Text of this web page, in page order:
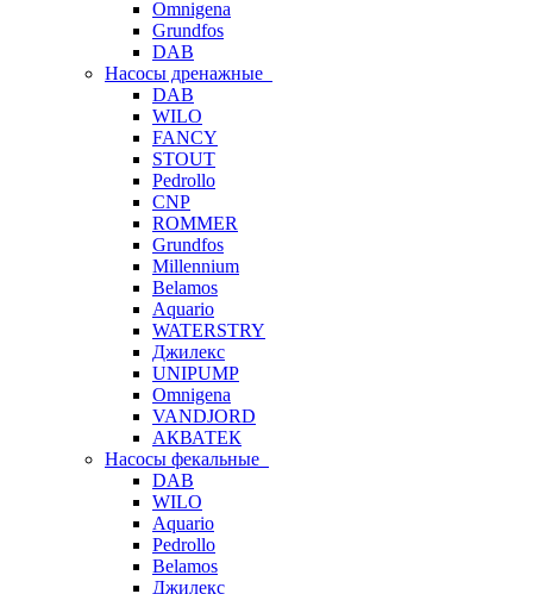
Omnigena
Grundfos
DAB
Насосы дренажные
DAB
WILO
FANCY
STOUT
Pedrollo
CNP
ROMMER
Grundfos
Millennium
Belamos
Aquario
WATERSTRY
Джилекс
UNIPUMP
Omnigena
VANDJORD
АКВАТЕК
Насосы фекальные
DAB
WILO
Aquario
Pedrollo
Belamos
Джилекс